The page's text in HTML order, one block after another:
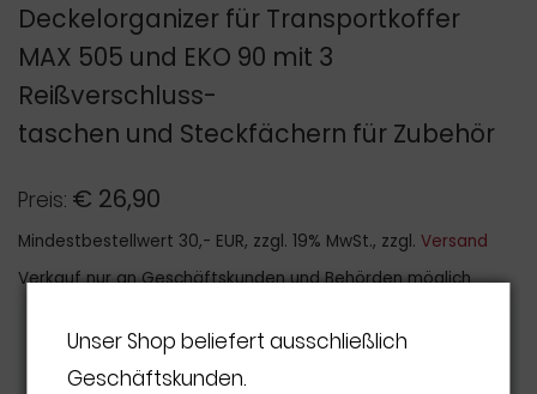
Deckelorganizer für Transportkoffer
MAX 505 und EKO 90 mit 3
Reißverschluss-
taschen und Steckfächern für Zubehör
Preis: € 26,90
Mindestbestellwert 30,- EUR, zzgl. 19% MwSt., zzgl. Versand
Verkauf nur an Geschäftskunden und Behörden möglich
Anzahl:
Unser Shop beliefert aus­schließ­lich
Geschäfts­kunden.